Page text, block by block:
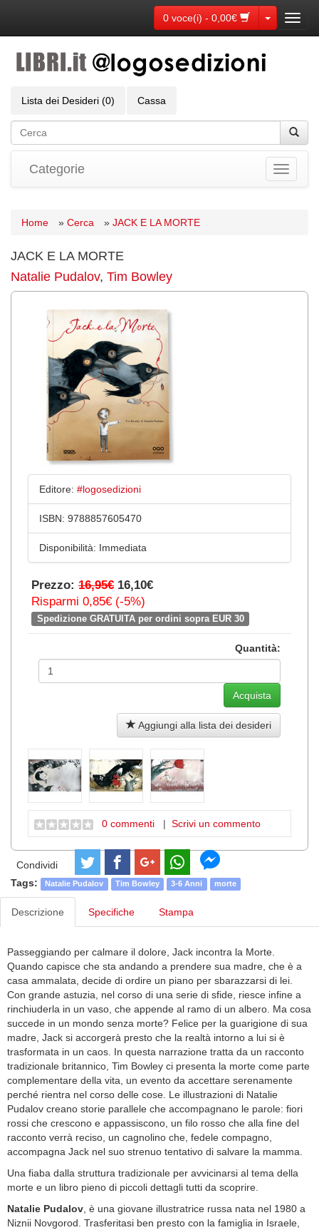
0 voce(i) - 0,00€ Toggle
Lista dei Desideri (0) Cassa
Toggle
Categorie
Home » Cerca » JACK E LA MORTE
JACK E LA MORTE
Natalie Pudalov, Tim Bowley
Editore: #logosedizioni
ISBN: 9788857605470
Disponibilità: Immediata
Prezzo: 16,95€ 16,10€
Risparmi 0,85€ (-5%)
Spedizione GRATUITA per ordini sopra EUR 30
Quantità:
Aggiungi alla lista dei desideri
0 commenti | Scrivi un commento
Condividi
Tags:
Natalie Pudalov Tim Bowley 3-6 Anni morte
Descrizione Specifiche Stampa
Passeggiando per calmare il dolore, Jack incontra la Morte.
Quando capisce che sta andando a prendere sua madre, che è a
casa ammalata, decide di ordire un piano per sbarazzarsi di lei.
Con grande astuzia, nel corso di una serie di sfide, riesce infine a
rinchiuderla in un vaso, che appende al ramo di un albero. Ma cosa
succede in un mondo senza morte? Felice per la guarigione di sua
madre, Jack si accorgerà presto che la realtà intorno a lui si è
trasformata in un caos. In questa narrazione tratta da un racconto
tradizionale britannico, Tim Bowley ci presenta la morte come parte
complementare della vita, un evento da accettare serenamente
perché rientra nel corso delle cose. Le illustrazioni di Natalie
Pudalov creano storie parallele che accompagnano le parole: fiori
rossi che crescono e appassiscono, un filo rosso che alla fine del
racconto verrà reciso, un cagnolino che, fedele compagno,
accompagna Jack nel suo strenuo tentativo di salvare la mamma.
Una fiaba dalla struttura tradizionale per avvicinarsi al tema della
morte e un libro pieno di piccoli dettagli tutti da scoprire.
Natalie Pudalov, è una giovane illustratrice russa nata nel 1980 a
Niznii Novgorod. Trasferitasi ben presto con la famiglia in Israele,